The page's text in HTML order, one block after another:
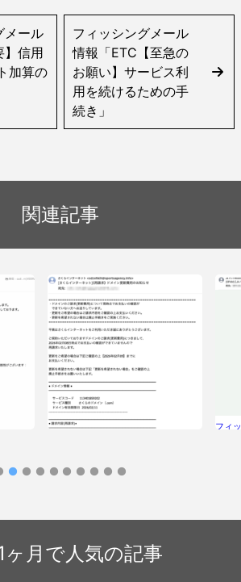
メール
】信用
加算の
フィッシングメール
情報「ETC【至急の
お願い】サービス利
用を続けるための手
続き」
関連記事
フィ
ヶ月で人気の記事